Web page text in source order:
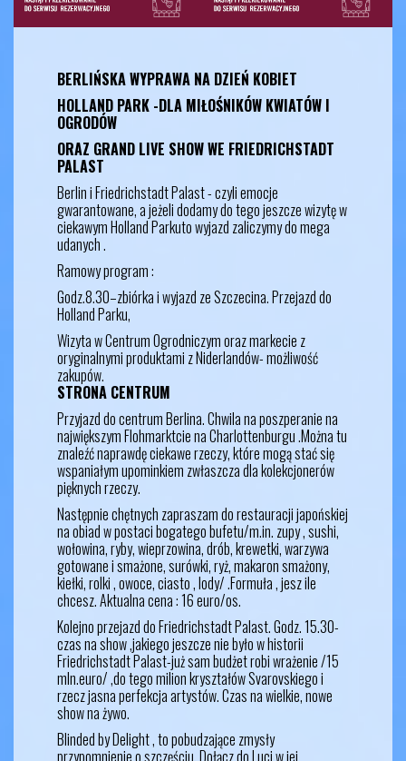
BERLIŃSKA WYPRAWA NA DZIEŃ KOBIET
HOLLAND PARK -DLA MIŁOŚNIKÓW KWIATÓW I
OGRODÓW
ORAZ GRAND LIVE SHOW WE FRIEDRICHSTADT
PALAST
Berlin i Friedrichstadt Palast - czyli emocje
gwarantowane, a jeżeli dodamy do tego jeszcze wizytę w
ciekawym Holland Parkuto wyjazd zaliczymy do mega
udanych .
Ramowy program :
Godz.8.30–zbiórka i wyjazd ze Szczecina. Przejazd do
Holland Parku,
Wizyta w Centrum Ogrodniczym oraz markecie z
oryginalnymi produktami z Niderlandów- możliwość
zakupów.
STRONA CENTRUM
Przyjazd do centrum Berlina. Chwila na poszperanie na
największym Flohmarktcie na Charlottenburgu .Można tu
znaleźć naprawdę ciekawe rzeczy, które mogą stać się
wspaniałym upominkiem zwłaszcza dla kolekcjonerów
pięknych rzeczy.
Następnie chętnych zapraszam do restauracji japońskiej
na obiad w postaci bogatego bufetu/m.in. zupy , sushi,
wołowina, ryby, wieprzowina, drób, krewetki, warzywa
gotowane i smażone, surówki, ryż, makaron smażony,
kiełki, rolki , owoce, ciasto , lody/ .Formuła , jesz ile
chcesz. Aktualna cena : 16 euro/os.
Kolejno przejazd do Friedrichstadt Palast. Godz. 15.30-
czas na show ,jakiego jeszcze nie było w historii
Friedrichstadt Palast-już sam budżet robi wrażenie /15
mln.euro/ ,do tego milion kryształów Svarovskiego i
rzecz jasna perfekcja artystów. Czas na wielkie, nowe
show na żywo.
Blinded by Delight , to pobudzające zmysły